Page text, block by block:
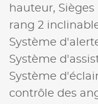
hauteur,
rang 2
Système
Système
Système
contrôle des